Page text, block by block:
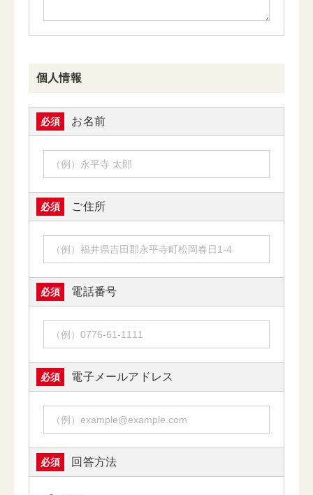
個人情報
必須 お名前
必須 ご住所
必須 電話番号
必須 電子メールアドレス
必須 回答方法